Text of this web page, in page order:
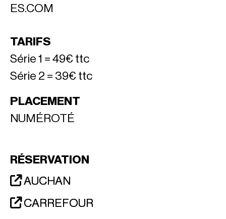
ES.COM
TARIFS
Série 1 = 49€ ttc
Série 2 = 39€ ttc
PLACEMENT
NUMÉROTÉ
RÉSERVATION
AUCHAN
CARREFOUR